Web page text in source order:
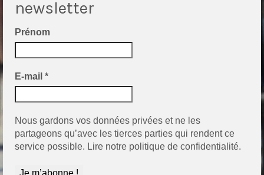
newsletter
Prénom
E-mail *
Nous gardons vos données privées et ne les
partageons qu’avec les tierces parties qui rendent ce
service possible. Lire notre politique de confidentialité.